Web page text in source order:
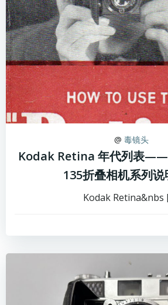
@ 毒镜头
Kodak Retina 年代列表
135折叠相机系列说
Kodak Retina&nbs